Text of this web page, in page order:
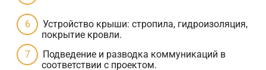
Устройство крыши: стропила, гидроизоляция,
покрытие кровли.
Подведение и разводка коммуникаций в
соответствии с проектом.